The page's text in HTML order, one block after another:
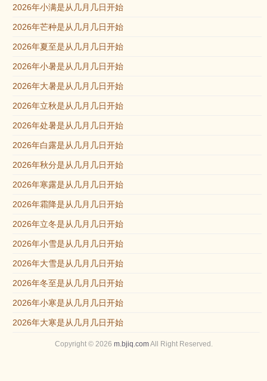
2026年小满是从几月几日开始
2026年芒种是从几月几日开始
2026年夏至是从几月几日开始
2026年小暑是从几月几日开始
2026年大暑是从几月几日开始
2026年立秋是从几月几日开始
2026年处暑是从几月几日开始
2026年白露是从几月几日开始
2026年秋分是从几月几日开始
2026年寒露是从几月几日开始
2026年霜降是从几月几日开始
2026年立冬是从几月几日开始
2026年小雪是从几月几日开始
2026年大雪是从几月几日开始
2026年冬至是从几月几日开始
2026年小寒是从几月几日开始
2026年大寒是从几月几日开始
Copyright © 2026 m.bjiq.comAll Right Reserved.